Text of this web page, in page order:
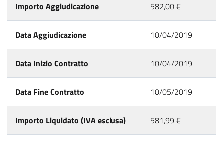
Importo Aggiudicazione 582,00 €
Data Aggiudicazione 10/04/2019
Data Inizio Contratto 10/04/2019
Data Fine Contratto 10/05/2019
Importo Liquidato (IVA esclusa) 581,99 €